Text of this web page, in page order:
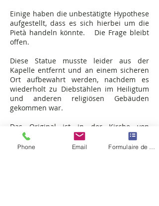
Einige haben die unbestätigte Hypothese
aufgestellt, dass es sich hierbei um die
Pietà handeln könnte.
Die Frage bleibt
offen.
Diese Statue musste leider aus der
Kapelle entfernt und an einem sicheren
Ort aufbewahrt werden, nachdem es
wiederholt zu Diebstählen im Heiligtum
und anderen religiösen Gebäuden
gekommen war.
Das Original ist in der Kirche von
Bréchaupmont versiegelt.
Phone Email